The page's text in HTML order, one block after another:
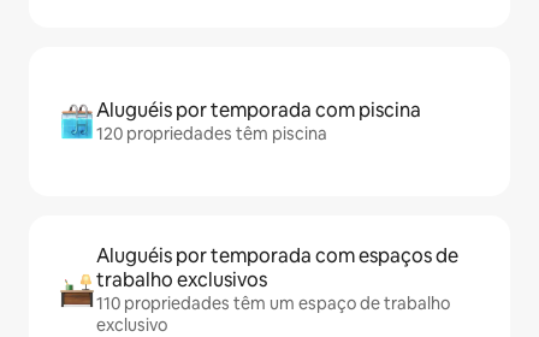
Aluguéis por temporada com piscina
120 propriedades têm piscina
Aluguéis por temporada com espaços de
trabalho exclusivos
110 propriedades têm um espaço de trabalho
exclusivo